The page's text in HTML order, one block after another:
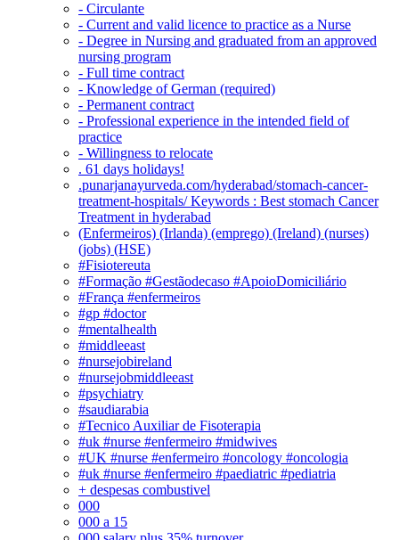
- Circulante
- Current and valid licence to practice as a Nurse
- Degree in Nursing and graduated from an approved
nursing program
- Full time contract
- Knowledge of German (required)
- Permanent contract
- Professional experience in the intended field of
practice
- Willingness to relocate
. 61 days holidays!
.punarjanayurveda.com/hyderabad/stomach-cancer-
treatment-hospitals/ Keywords : Best stomach Cancer
Treatment in hyderabad
(Enfermeiros) (Irlanda) (emprego) (Ireland) (nurses)
(jobs) (HSE)
#Fisiotereuta
#Formação #Gestãodecaso #ApoioDomiciliário
#França #enfermeiros
#gp #doctor
#mentalhealth
#middleeast
#nursejobireland
#nursejobmiddleeast
#psychiatry
#saudiarabia
#Tecnico Auxiliar de Fisoterapia
#uk #nurse #enfermeiro #midwives
#UK #nurse #enfermeiro #oncology #oncologia
#uk #nurse #enfermeiro #paediatric #pediatria
+ despesas combustivel
000
000 a 15